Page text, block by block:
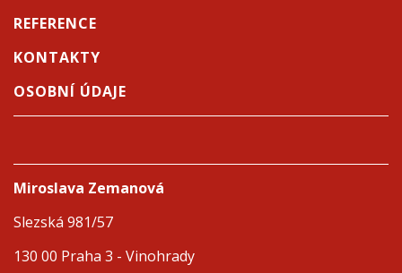
REFERENCE
KONTAKTY
OSOBNÍ ÚDAJE
Miroslava Zemanová
Slezská 981/57
130 00 Praha 3 - Vinohrady